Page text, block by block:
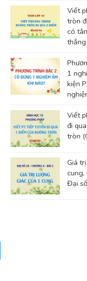
Viết
tròn
có
1
kiện
Viết
đi
tròn
Giá
cung,
Đại